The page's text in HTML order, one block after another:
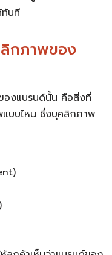
นที
กภาพของ
องแบรนด์นั้น คือสิ่งที่
บบไหน ซึ่งบุคลิกภาพ